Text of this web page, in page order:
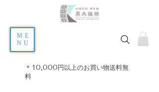
ME
NU
＊10,000円以上のお買い物送料無
料